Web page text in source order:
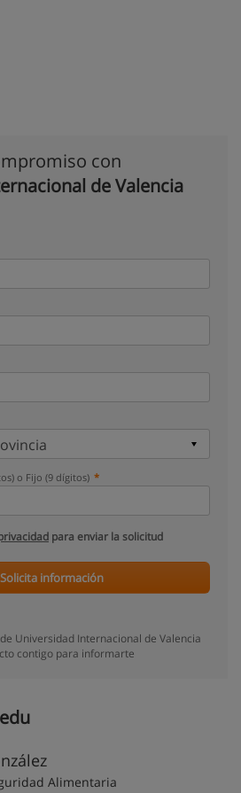
con
de Valencia
o Fijo (9 dígitos)
para enviar la solicitud
Solicita información
Universidad Internacional de Valencia
contigo para informarte
Alimentaria